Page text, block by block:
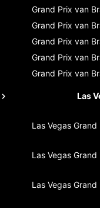
Grand Prix van
Grand Prix van
Grand Prix van
Grand Prix van
Grand Prix van
Las
Las Vegas Grand
Las Vegas Grand
Las Vegas Grand